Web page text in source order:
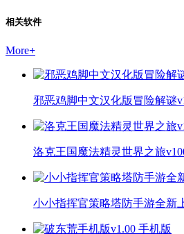
相关软件
More+
邪恶鸡脚中文汉化版冒险解谜
洛克王国魔法精灵世界之旅
小小指挥官策略塔防手游全新